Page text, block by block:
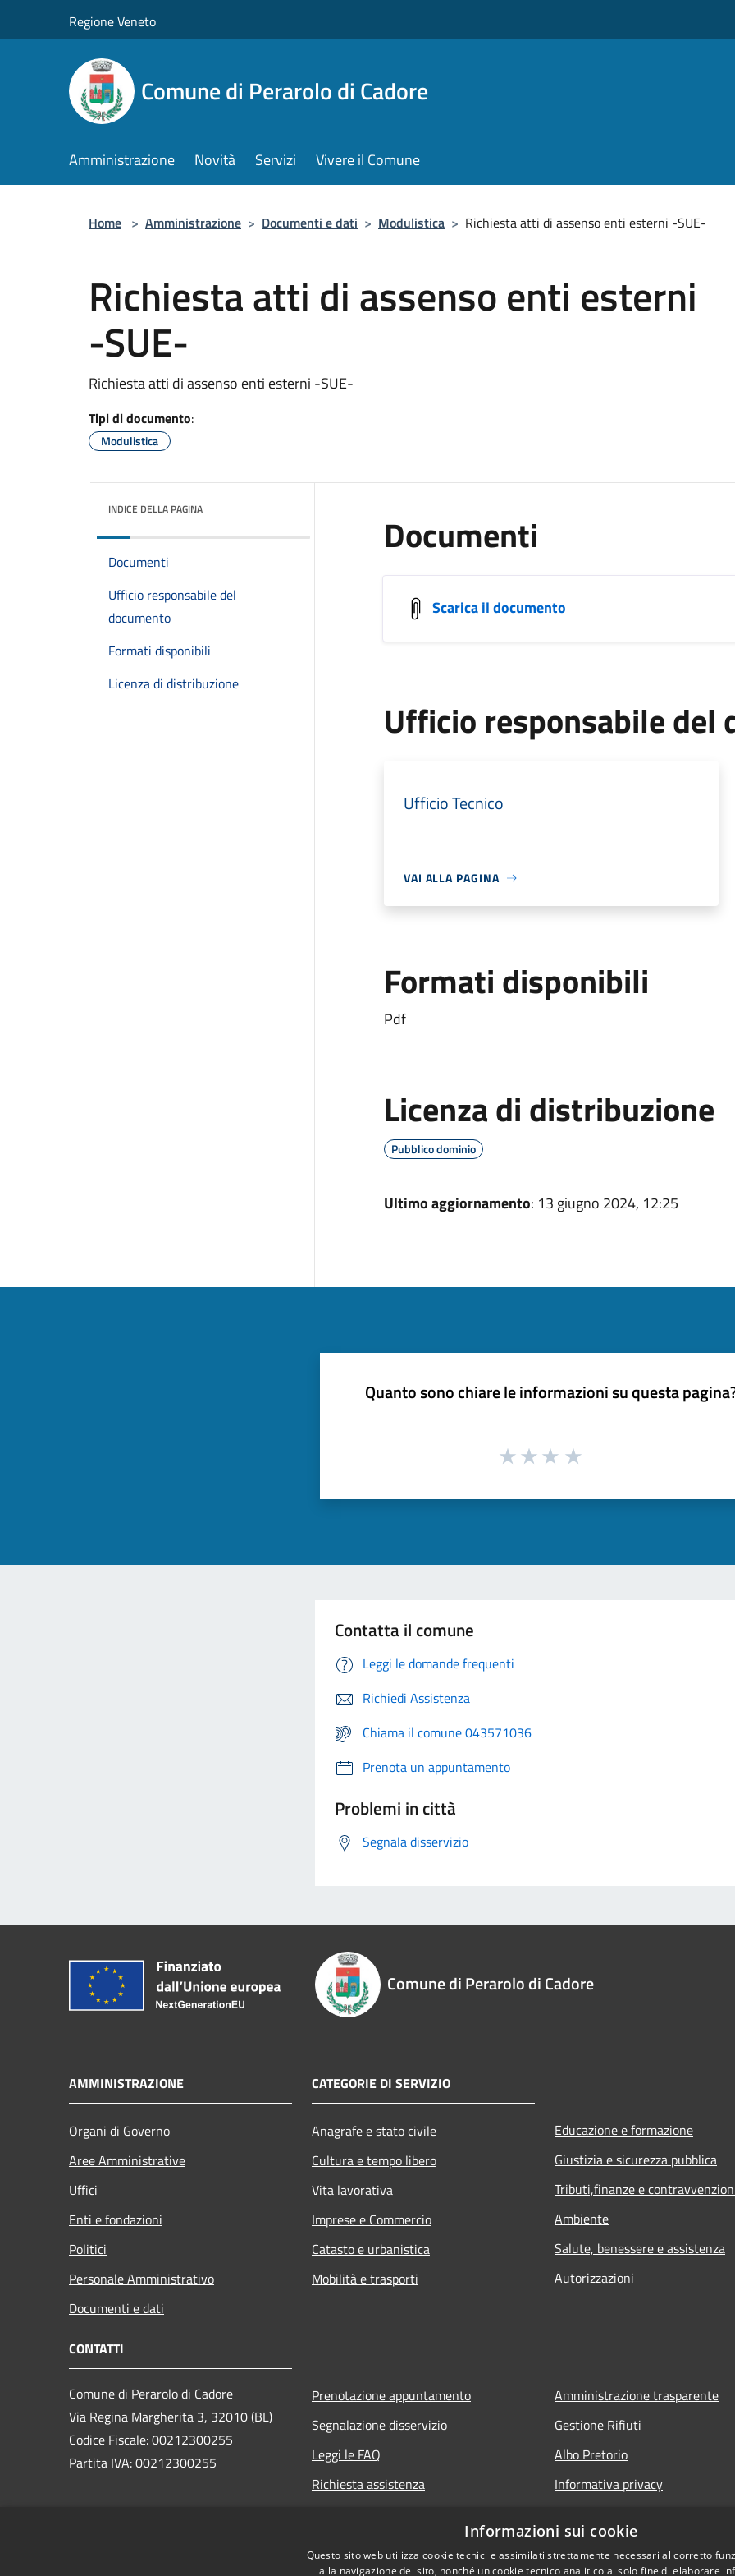
Regione Veneto
Comune di Perarolo di Cadore
Amministrazione Novità Servizi Vivere il Comune
Home > Amministrazione > Documenti e dati > Modulistica > Richiesta atti di assenso enti esterni -SUE-
Richiesta atti di assenso enti esterni
-SUE-
Richiesta atti di assenso enti esterni -SUE-
Tipi di documento:
Modulistica
INDICE DELLA PAGINA
Documenti
Ufficio responsabile del
documento
Formati disponibili
Licenza di distribuzione
Documenti
Scarica il documento
Ufficio responsabile del
Ufficio Tecnico
VAI ALLA PAGINA
Formati disponibili
Pdf
Licenza di distribuzione
Pubblico dominio
Ultimo aggiornamento: 13 giugno 2024, 12:25
Quanto sono chiare le informazioni su questa
Contatta il comune
Leggi le domande frequenti
Richiedi Assistenza
Chiama il comune 043571036
Prenota un appuntamento
Problemi in città
Segnala disservizio
Comune di Perarolo di Cadore
AMMINISTRAZIONE
Organi di Governo
Aree Amministrative
Uffici
Enti e fondazioni
Politici
Personale Amministrativo
Documenti e dati
CATEGORIE DI SERVIZIO
Anagrafe e stato civile
Cultura e tempo libero
Vita lavorativa
Imprese e Commercio
Catasto e urbanistica
Mobilità e trasporti
Educazione e formazione
Giustizia e sicurezza pubblica
Tributi,finanze e
Ambiente
Salute, benessere e assistenza
Autorizzazioni
CONTATTI
Comune di Perarolo di Cadore
Via Regina Margherita 3, 32010 (BL)
Codice Fiscale: 00212300255
Partita IVA: 00212300255
Prenotazione appuntamento
Segnalazione disservizio
Leggi le FAQ
Richiesta assistenza
Amministrazione trasparente
Gestione Rifiuti
Albo Pretorio
Informativa privacy
Dichiarazione di accessibilità
Informazioni sui cookie
Questo sito web utilizza cookie tecnici e assimilati strettamente necessari al corretto
alla navigazione del sito, nonché un cookie tecnico analitico al solo fine di elaborare